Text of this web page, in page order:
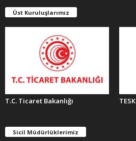
E
R
Üst Kuruluşlarımız
T.C. Ticaret Bakanlığı TESK
Sicil Müdürlüklerimiz